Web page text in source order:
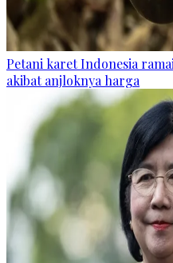
Petani karet Indonesia
akibat anjloknya harga